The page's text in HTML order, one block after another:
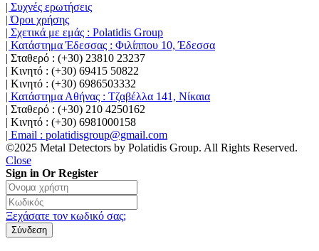
| Συχνές ερωτήσεις
| Όροι χρήσης
| Σχετικά με εμάς : Polatidis Group
| Κατάστημα Έδεσσας : Φιλίππου 10, Έδεσσα
| Σταθερό : (+30) 23810 23237
| Κινητό : (+30) 69415 50822
| Κινητό : (+30) 6986503332
| Κατάστημα Αθήνας : Τζαβέλλα 141, Νίκαια
| Σταθερό : (+30) 210 4250162
| Κινητό : (+30) 6981000158
| Email : polatidisgroup@gmail.com
©2025 Metal Detectors by Polatidis Group. All Rights Reserved.
Close
Sign in Or Register
Ξεχάσατε τον κωδικό σας;